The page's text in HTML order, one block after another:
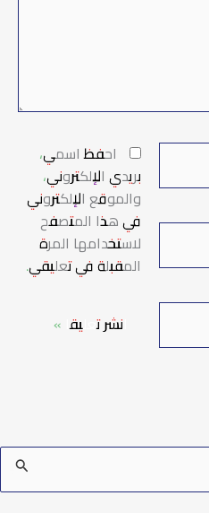
احفظ اسمي،
بريدي الإلكتروني،
والموقع الإلكتروني
في هذا المتصفح
لاستخدامها المرة
المقبلة في تعليقي.